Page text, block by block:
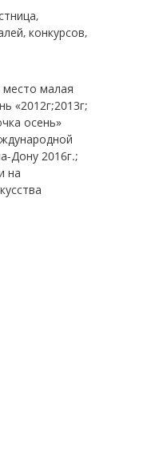
конкурсов,
малая
«2012г;2013г;
осень»
Дону 2016г.;
на